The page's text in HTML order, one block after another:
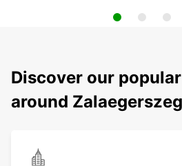
Discover our
around Zalaegerszeg